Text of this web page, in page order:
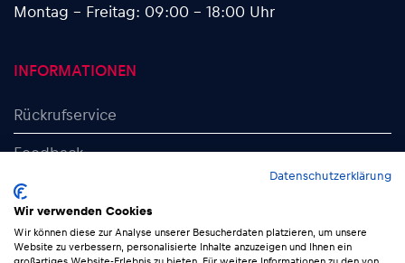
Montag - Freitag: 09:00 - 18:00 Uhr
INFORMATIONEN
Rückrufservice
Feedback
Datenschutzerklärung
AGB
Datenschutzerklärung
Wir verwenden Cookies
Wir können diese zur Analyse unserer Besucherdaten platzieren, um unsere
Website zu verbessern, personalisierte Inhalte anzuzeigen und Ihnen ein